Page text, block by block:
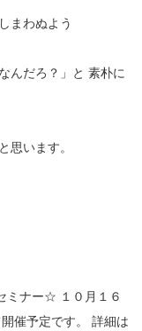
まわぬよう
んだろ？」と 素朴に
思います。
ミナー☆ １０月１６
催予定です。
詳細は